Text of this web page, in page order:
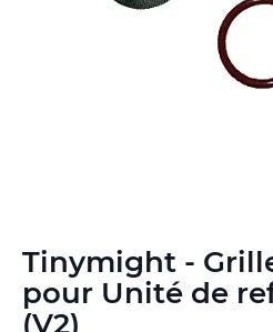
Tinymight -
pour Unité de
(V2)
to
the
beginning